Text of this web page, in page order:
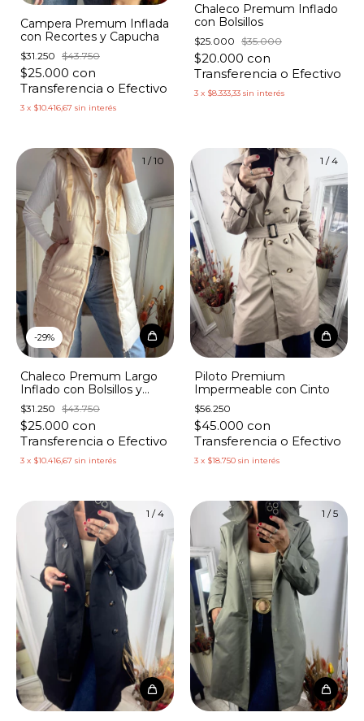
Campera Premum Inflada
con Recortes y Capucha
$31.250 $43.750
$25.000 con
Transferencia o Efectivo
3 x $10.416,67 sin interés
Chaleco Premum Inflado
con Bolsillos
$25.000 $35.000
$20.000 con
Transferencia o Efectivo
3 x $8.333,33 sin interés
1 /10
-29%
Chaleco Premum Largo
Inflado con Bolsillos y
Capucha
$31.250 $43.750
$25.000 con
Transferencia o Efectivo
3 x $10.416,67 sin interés
1 /4
Piloto Premium
Impermeable con Cinto
$56.250
$45.000 con
Transferencia o Efectivo
3 x $18.750 sin interés
1 /4 1 /5